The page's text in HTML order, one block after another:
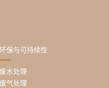
环保与可持续性
废水处理
废气处理